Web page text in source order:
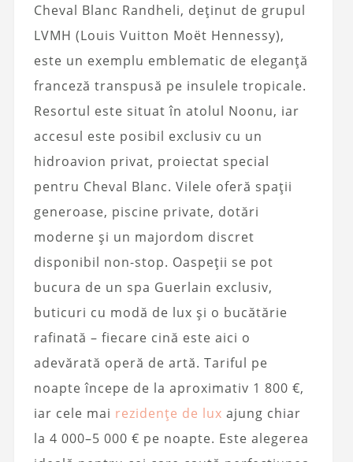
Cheval Blanc Randheli, deținut de grupul
LVMH (Louis Vuitton Moët Hennessy),
este un exemplu emblematic de eleganță
franceză transpusă pe insulele tropicale.
Resortul este situat în atolul Noonu, iar
accesul este posibil exclusiv cu un
hidroavion privat, proiectat special
pentru Cheval Blanc. Vilele oferă spații
generoase, piscine private, dotări
moderne și un majordom discret
disponibil non-stop. Oaspeții se pot
bucura de un spa Guerlain exclusiv,
buticuri cu modă de lux și o bucătărie
rafinată – fiecare cină este aici o
adevărată operă de artă. Tariful pe
noapte începe de la aproximativ 1 800 €,
iar cele mai rezidențe de lux ajung chiar
la 4 000–5 000 € pe noapte. Este alegerea